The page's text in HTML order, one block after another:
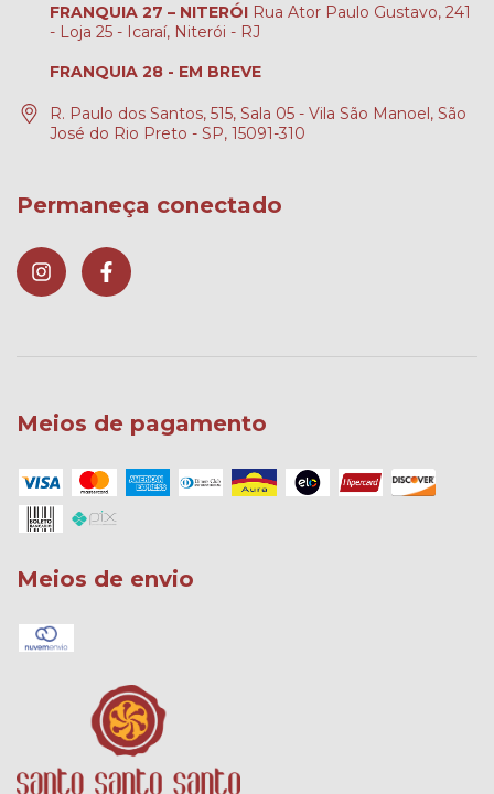
FRANQUIA 27 – NITERÓI Rua Ator Paulo Gustavo, 241
- Loja 25 - Icaraí, Niterói - RJ
FRANQUIA 28 - EM BREVE
R. Paulo dos Santos, 515, Sala 05 - Vila São Manoel, São
José do Rio Preto - SP, 15091-310
Permaneça conectado
Meios de pagamento
Meios de envio